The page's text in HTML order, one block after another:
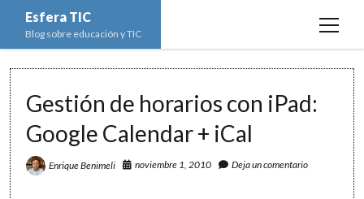
Esfera TIC
Blog sobre educación y TIC
open
Educación y TIC open
Actualidad
Escuela de padres
Asignaturas open
Ciencias Naturales
Informática open
Gestión de horarios con iPad:
Google Calendar + iCal
Enrique Benimeli noviembre 1, 2010 Deja un comentario